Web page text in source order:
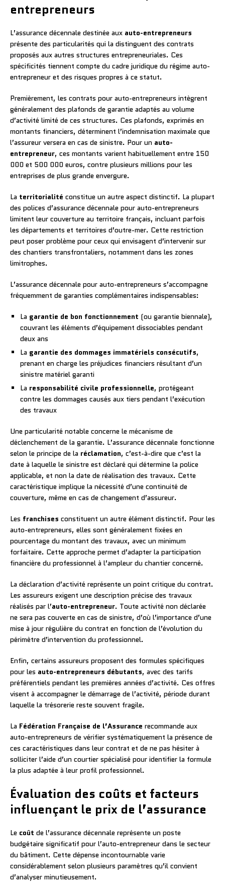
entrepreneurs
L’assurance décennale destinée aux auto-entrepreneurs
présente des particularités qui la distinguent des contrats
proposés aux autres structures entrepreneuriales. Ces
spécificités tiennent compte du cadre juridique du régime auto-
entrepreneur et des risques propres à ce statut.
Premièrement, les contrats pour auto-entrepreneurs intègrent
généralement des plafonds de garantie adaptés au volume
d’activité limité de ces structures. Ces plafonds, exprimés en
montants financiers, déterminent l’indemnisation maximale que
l’assureur versera en cas de sinistre. Pour un auto-
entrepreneur, ces montants varient habituellement entre 150
000 et 500 000 euros, contre plusieurs millions pour les
entreprises de plus grande envergure.
La territorialité constitue un autre aspect distinctif. La plupart
des polices d’assurance décennale pour auto-entrepreneurs
limitent leur couverture au territoire français, incluant parfois
les départements et territoires d’outre-mer. Cette restriction
peut poser problème pour ceux qui envisagent d’intervenir sur
des chantiers transfrontaliers, notamment dans les zones
limitrophes.
L’assurance décennale pour auto-entrepreneurs s’accompagne
fréquemment de garanties complémentaires indispensables:
La garantie de bon fonctionnement (ou garantie biennale),
couvrant les éléments d’équipement dissociables pendant
deux ans
La garantie des dommages immatériels consécutifs,
prenant en charge les préjudices financiers résultant d’un
sinistre matériel garanti
La responsabilité civile professionnelle, protégeant
contre les dommages causés aux tiers pendant l’exécution
des travaux
Une particularité notable concerne le mécanisme de
déclenchement de la garantie. L’assurance décennale fonctionne
selon le principe de la réclamation, c’est-à-dire que c’est la
date à laquelle le sinistre est déclaré qui détermine la police
applicable, et non la date de réalisation des travaux. Cette
caractéristique implique la nécessité d’une continuité de
couverture, même en cas de changement d’assureur.
Les franchises constituent un autre élément distinctif. Pour les
auto-entrepreneurs, elles sont généralement fixées en
pourcentage du montant des travaux, avec un minimum
forfaitaire. Cette approche permet d’adapter la participation
financière du professionnel à l’ampleur du chantier concerné.
La déclaration d’activité représente un point critique du contrat.
Les assureurs exigent une description précise des travaux
réalisés par l’auto-entrepreneur. Toute activité non déclarée
ne sera pas couverte en cas de sinistre, d’où l’importance d’une
mise à jour régulière du contrat en fonction de l’évolution du
périmètre d’intervention du professionnel.
Enfin, certains assureurs proposent des formules spécifiques
pour les auto-entrepreneurs débutants, avec des tarifs
préférentiels pendant les premières années d’activité. Ces offres
visent à accompagner le démarrage de l’activité, période durant
laquelle la trésorerie reste souvent fragile.
La Fédération Française de l’Assurance recommande aux
auto-entrepreneurs de vérifier systématiquement la présence de
ces caractéristiques dans leur contrat et de ne pas hésiter à
solliciter l’aide d’un courtier spécialisé pour identifier la formule
la plus adaptée à leur profil professionnel.
Évaluation des coûts et facteurs
influençant le prix de l’assurance
Le coût de l’assurance décennale représente un poste
budgétaire significatif pour l’auto-entrepreneur dans le secteur
du bâtiment. Cette dépense incontournable varie
considérablement selon plusieurs paramètres qu’il convient
d’analyser minutieusement.